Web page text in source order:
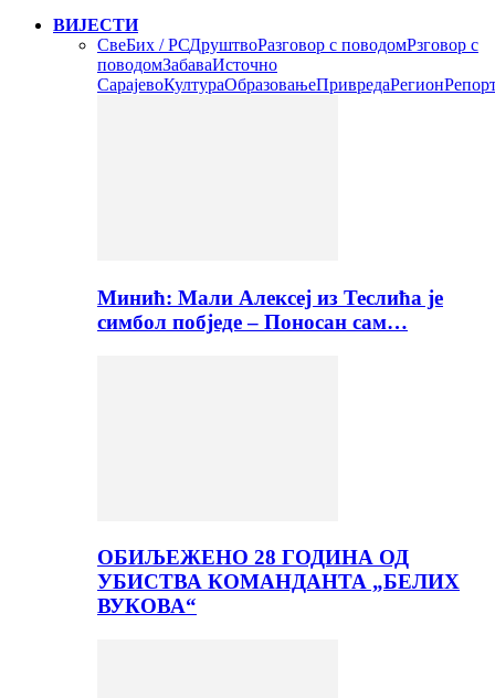
ВИЈЕСТИ
СвеБих / РСДруштвоРазговор с поводомРзговор с
поводомЗабаваИсточно
СарајевоКултураОбразовањеПривредаРегион
Минић: Мали Алексеј из Теслића је
симбол побједе – Поносан сам…
ОБИЉЕЖЕНО 28 ГОДИНА ОД
УБИСТВА КОМАНДАНТА „БЕЛИХ
ВУКОВА“